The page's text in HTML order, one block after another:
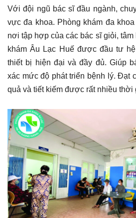
Với đội ngũ bác sĩ đầu ngành,
vực đa khoa. Phòng khám đa
nơi tập hợp của các bác sĩ giỏi,
khám Âu Lạc Huế được đầu tư
thiết bị hiện đại và đầy đủ. Giúp
xác mức độ phát triển bệnh lý. Đạt
quả và tiết kiếm được rất nhiều thời